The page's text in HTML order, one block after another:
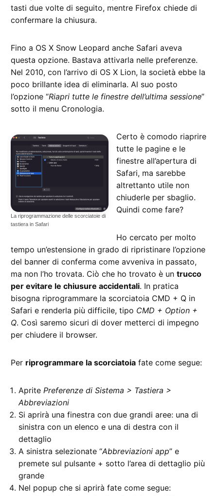
tasti due volte di seguito, mentre Firefox chiede di
confermare la chiusura.
Fino a OS X Snow Leopard anche Safari aveva
questa opzione. Bastava attivarla nelle preferenze.
Nel 2010, con l’arrivo di OS X Lion, la società ebbe la
poco brillante idea di eliminarla. Al suo posto
l’opzione “Riapri tutte le finestre dell’ultima sessione”
sotto il menu Cronologia.
La riprogrammazione delle scorciatoie di
tastiera in Safari
Certo è comodo riaprire
tutte le pagine e le
finestre all’apertura di
Safari, ma sarebbe
altrettanto utile non
chiuderle per sbaglio.
Quindi come fare?
Ho cercato per molto
tempo un’estensione in grado di ripristinare l’opzione
del banner di conferma come avveniva in passato,
ma non l’ho trovata. Ciò che ho trovato è untrucco
per evitare le chiusure accidentali. In pratica
bisogna riprogrammare la scorciatoia CMD + Q in
Safari e renderla più difficile, tipo CMD + Option +
Q. Così saremo sicuri di dover metterci di impegno
per chiudere il browser.
Per riprogrammare la scorciatoia fate come segue:
ApritePreferenze di Sistema > Tastiera >
Abbreviazioni
Si aprirà una finestra con due grandi aree: una di
sinistra con un elenco e una di destra con il
dettaglio
A sinistra selezionate “Abbreviazioni app” e
premete sul pulsante + sotto l’area di dettaglio più
grande
Nel popup che si aprirà fate come segue: